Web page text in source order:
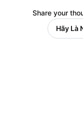
Share your
Hãy Là